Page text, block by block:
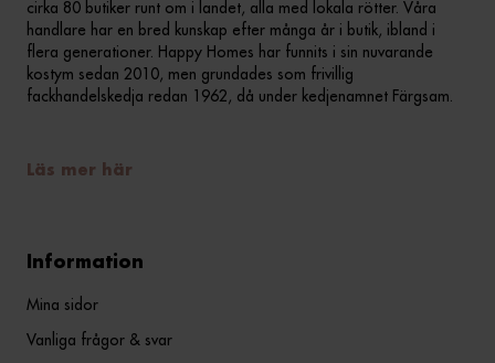
cirka 80 butiker runt om i landet, alla med lokala rötter. Våra
handlare har en bred kunskap efter många år i butik, ibland i
flera generationer. Happy Homes har funnits i sin nuvarande
kostym sedan 2010, men grundades som frivillig
fackhandelskedja redan 1962, då under kedjenamnet Färgsam.
Läs mer här
Information
Mina sidor
Vanliga frågor & svar